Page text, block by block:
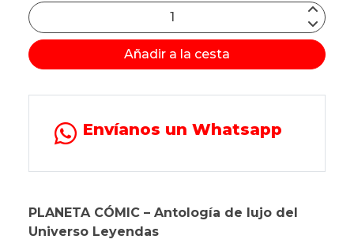
Añadir a la cesta
Envíanos un Whatsapp
PLANETA CÓMIC – Antología de lujo del
Universo Leyendas